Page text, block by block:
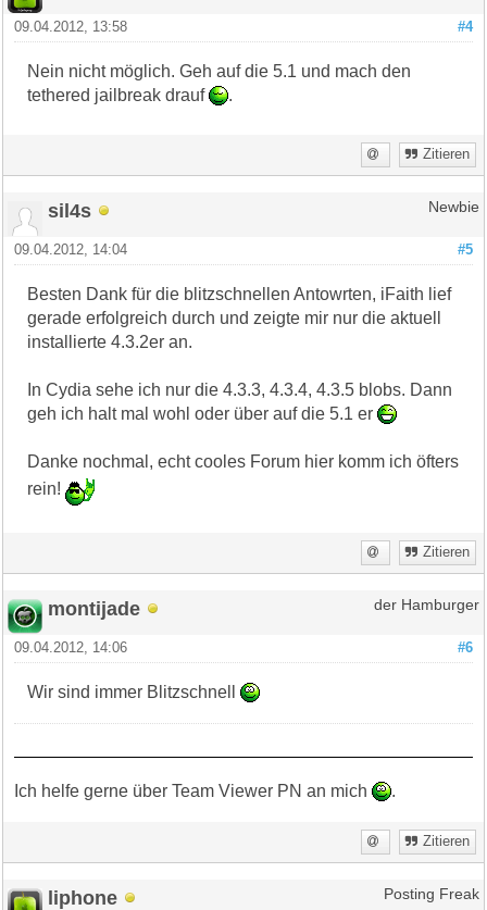
#4
09.04.2012, 13:58
Nein nicht möglich. Geh auf die 5.1 und mach den
tethered jailbreak drauf
.
Zitieren
sil4s Newbie
#5
09.04.2012, 14:04
Besten Dank für die blitzschnellen Antowrten, iFaith lief
gerade erfolgreich durch und zeigte mir nur die aktuell
installierte 4.3.2er an.
In Cydia sehe ich nur die 4.3.3, 4.3.4, 4.3.5 blobs. Dann
geh ich halt mal wohl oder über auf die 5.1 er
Danke nochmal, echt cooles Forum hier komm ich öfters
rein!
Zitieren
montijade der Hamburger
#6
09.04.2012, 14:06
Wir sind immer Blitzschnell
Ich helfe gerne über Team Viewer PN an mich .
Zitieren
liphone Posting Freak